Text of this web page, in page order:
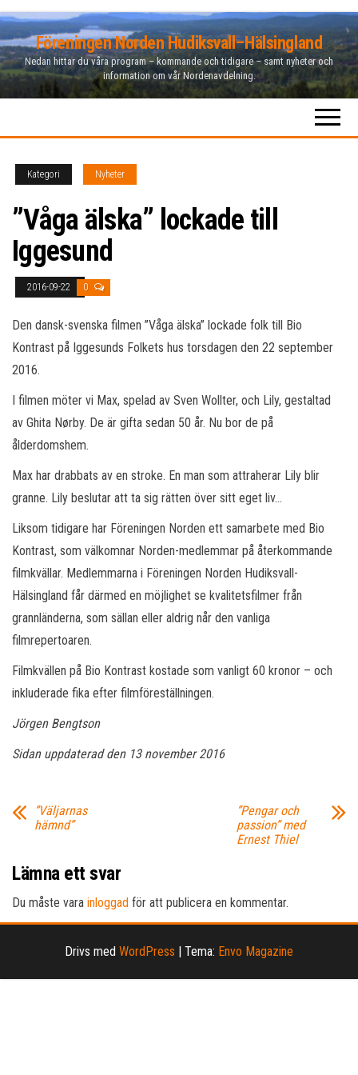
Hoppa
till
innehåll
Föreningen Norden Hudiksvall–Hälsingland
Nedan hittar du våra program – kommande och tidigare – samt nyheter och
information om vår Nordenavdelning.
Kategori Nyheter
”Våga älska” lockade till
Iggesund
2016-09-22 0
Den dansk-svenska filmen ”Våga älska” lockade folk till Bio
Kontrast på Iggesunds Folkets hus torsdagen den 22 september
2016.
I filmen möter vi Max, spelad av Sven Wollter, och Lily, gestaltad
av Ghita Nørby. De är gifta sedan 50 år. Nu bor de på
ålderdomshem.
Max har drabbats av en stroke. En man som attraherar Lily blir
granne. Lily beslutar att ta sig rätten över sitt eget liv…
Liksom tidigare har Föreningen Norden ett samarbete med Bio
Kontrast, som välkomnar Norden-medlemmar på återkommande
filmkvällar. Medlemmarna i Föreningen Norden Hudiksvall-
Hälsingland får därmed en möjlighet se kvalitetsfilmer från
grannländerna, som sällan eller aldrig når den vanliga
filmrepertoaren.
Filmkvällen på Bio Kontrast kostade som vanligt 60 kronor – och
inkluderade fika efter filmföreställningen.
Jörgen Bengtson
Sidan uppdaterad den 13 november 2016
”Väljarnas
hämnd”
”Pengar och
passion” med
Ernest Thiel
Lämna ett svar
Du måste vara inloggad för att publicera en kommentar.
Drivs med WordPress | Tema: Envo Magazine